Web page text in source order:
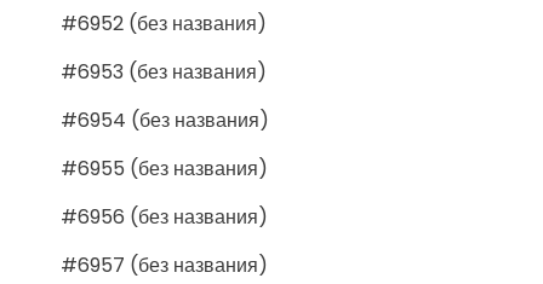
#6952 (без названия)
#6953 (без названия)
#6954 (без названия)
#6955 (без названия)
#6956 (без названия)
#6957 (без названия)